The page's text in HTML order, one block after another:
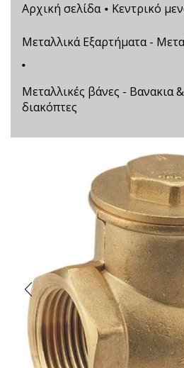
Αρχική σελίδα • Κεντρικό
Μεταλλικά Εξαρτήματα -
•
Μεταλλικές βάνες - Βανακια
διακόπτες